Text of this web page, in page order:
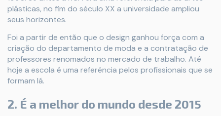
plásticas, no fim do século XX a universidade ampliou
seus horizontes.
Foi a partir de então que o design ganhou força com a
criação do departamento de moda e a contratação de
professores renomados no mercado de trabalho. Até
hoje a escola é uma referência pelos profissionais que se
formam lá.
2. É a melhor do mundo desde 2015